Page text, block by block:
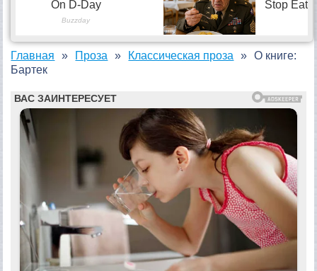
Главная Проза Классическая проза
О книге:
Бартек